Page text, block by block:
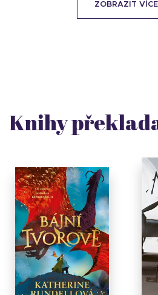
ZOBRAZIT VÍCE
Knihy